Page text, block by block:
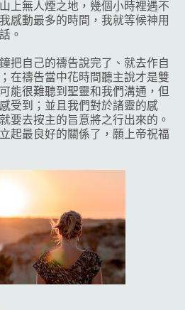
上無人煙之地，幾個小時裡遇不
感動最多的時間，我就等候神用
。
把自己的禱告說完了、就去作自
在禱告當中花時間聽主說才是雙
能很難聽到聖靈和我們溝通，但
受到；並且我們對於諸靈的感
要去按主的旨意將之行出來的。
起最良好的關係了，願上帝祝福